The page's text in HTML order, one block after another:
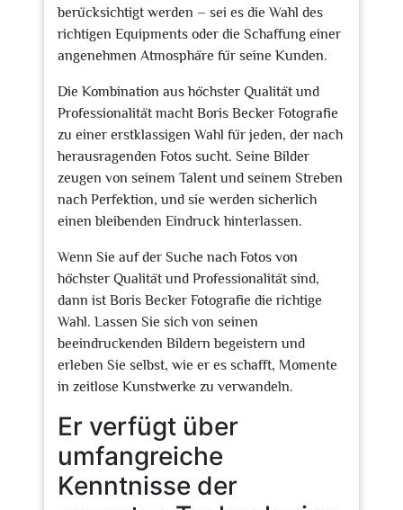
berücksichtigt werden – sei es die Wahl des
richtigen Equipments oder die Schaffung einer
angenehmen Atmosphäre für seine Kunden.
Die Kombination aus höchster Qualität und
Professionalität macht Boris Becker Fotografie
zu einer erstklassigen Wahl für jeden, der nach
herausragenden Fotos sucht. Seine Bilder
zeugen von seinem Talent und seinem Streben
nach Perfektion, und sie werden sicherlich
einen bleibenden Eindruck hinterlassen.
Wenn Sie auf der Suche nach Fotos von
höchster Qualität und Professionalität sind,
dann ist Boris Becker Fotografie die richtige
Wahl. Lassen Sie sich von seinen
beeindruckenden Bildern begeistern und
erleben Sie selbst, wie er es schafft, Momente
in zeitlose Kunstwerke zu verwandeln.
Er verfügt über
umfangreiche
Kenntnisse der